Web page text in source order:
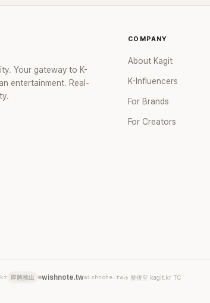
Your gateway to K-
entertainment. Real-
COMPANY
About Kagit
K-Influencers
For Brands
For Creators
即將推出 wishnote.twwishnote.tw→ 整併至 kagit.kr TC